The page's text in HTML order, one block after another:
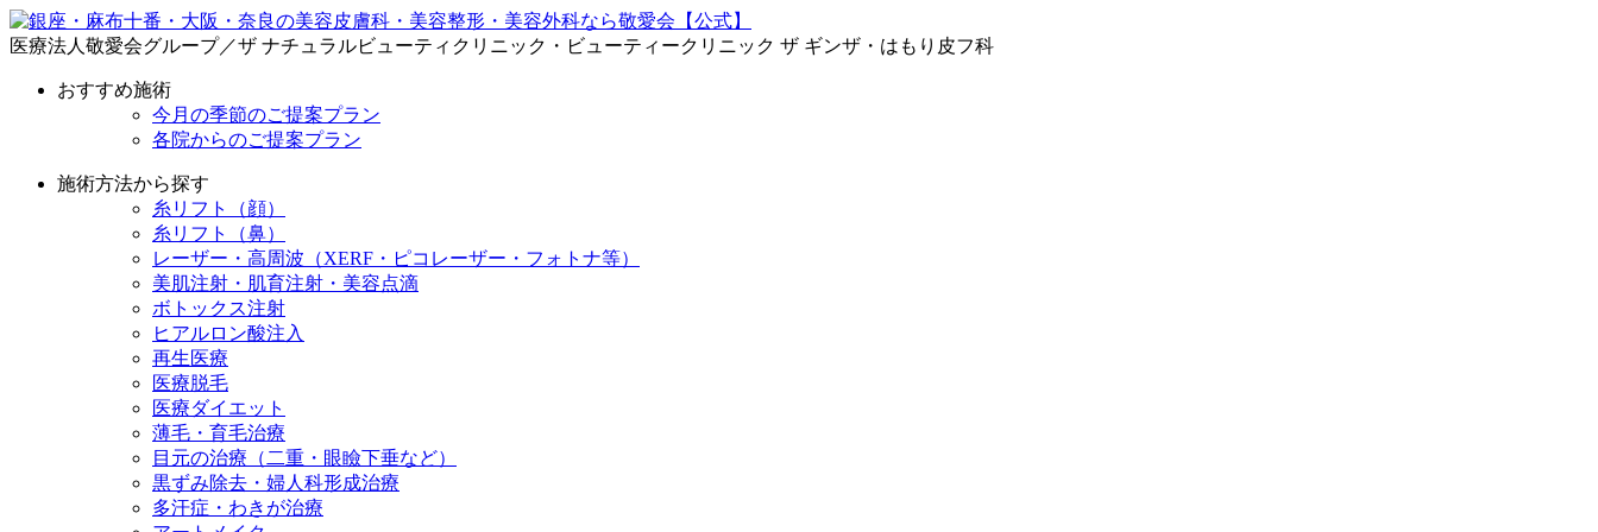
医療法人敬愛会グループ／ザ ナチュラルビューティクリニック・ビューティークリニック ザ ギンザ・はもり皮フ科
おすすめ施術
今月の季節のご提案プラン
各院からのご提案プラン
施術方法から探す
糸リフト（顔）
糸リフト（鼻）
レーザー・高周波（XERF・ピコレーザー・フォトナ等）
美肌注射・肌育注射・美容点滴
ボトックス注射
ヒアルロン酸注入
再生医療
医療脱毛
医療ダイエット
薄毛・育毛治療
目元の治療（二重・眼瞼下垂など）
黒ずみ除去・婦人科形成治療
多汗症・わきが治療